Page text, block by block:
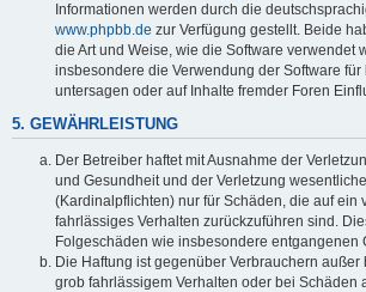
Informationen werden durch die
www.phpbb.de zur Verfügung gestellt. Beide
die Art und Weise, wie die Software verwendet
insbesondere die Verwendung der Software für
untersagen oder auf Inhalte fremder Foren
5. GEWÄHRLEISTUNG
Der Betreiber haftet mit Ausnahme der
und Gesundheit und der Verletzung
(Kardinalpflichten) nur für Schäden, die auf ein
fahrlässiges Verhalten zurückzuführen sind.
Folgeschäden wie insbesondere entgangenen
Die Haftung ist gegenüber Verbrauchern
grob fahrlässigem Verhalten oder bei Schäden